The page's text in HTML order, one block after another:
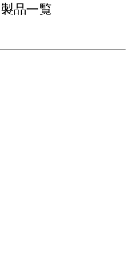
品一覧